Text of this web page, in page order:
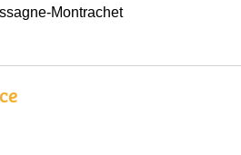
Montrachet